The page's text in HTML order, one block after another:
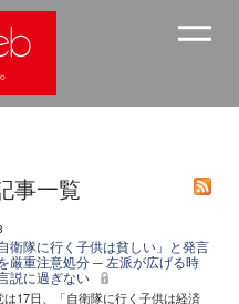
事一覧
衛隊に行く子供は貧しい」と発言
厳重注意処分 ─ 左派が広げる時
説に過ぎない
は17日、「自衛隊に行く子供は経済